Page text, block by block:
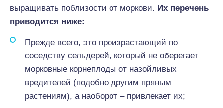
выращивать поблизости от моркови. Их перечень
приводится ниже:
Прежде всего, это произрастающий по
соседству сельдерей, который не оберегает
морковные корнеплоды от назойливых
вредителей (подобно другим пряным
растениям), а наоборот – привлекает их;